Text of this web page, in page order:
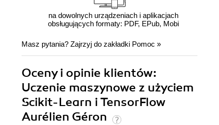
na dowolnych urządzeniach i aplikacjach
obsługujących formaty: PDF, EPub, Mobi
Masz pytania? Zajrzyj do zakładki Pomoc »
Oceny i opinie klientów:
Uczenie maszynowe z użyciem
Scikit-Learn i TensorFlow
Aurélien Géron